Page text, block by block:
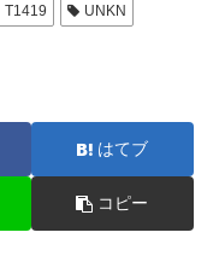
T1419
UNKN
はてブ
コピー